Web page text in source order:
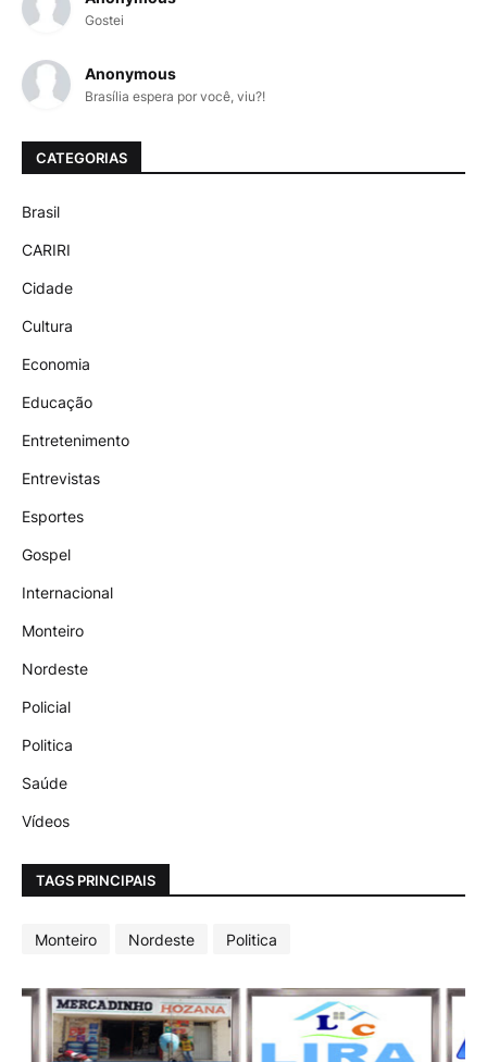
Gostei
Anonymous
Brasília espera por você, viu?!
CATEGORIAS
Brasil
CARIRI
Cidade
Cultura
Economia
Educação
Entretenimento
Entrevistas
Esportes
Gospel
Internacional
Monteiro
Nordeste
Policial
Politica
Saúde
Vídeos
TAGS PRINCIPAIS
Monteiro Nordeste Politica